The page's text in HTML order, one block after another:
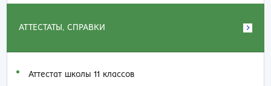
АТТЕСТАТЫ, СПРАВКИ
Аттестат школы 11 классов